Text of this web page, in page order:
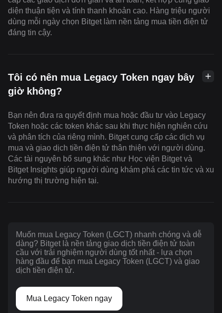
diện thuận tiện và tính thanh khoản cao. Hàng triệu người
dùng mỗi ngày chọn Bitget làm nền tảng mua tiền điện tử
đáng tin cậy.
Tôi có nên mua Legacy Token ngay bây
giờ không?
Bạn nên đưa ra quyết định mua hoặc đầu tư vào Legacy
Token hoặc các token khác sau khi thực hiện nghiên cứu
và phân tích của riêng mình. Bitget cung cấp các dịch vụ
mua và giao dịch tiền điện tử thân thiện với người dùng.
Các tài nguyên bổ sung khác như Học viện Bitget và
Bitget Insights giúp người dùng khám phá các tin tức và xu
hướng thị trường hiện tại.
Muốn mua Legacy Token (LGCT) nhanh chóng và dễ
dàng? Bitget là nền tảng giao dịch tiền điện tử toàn
cầu với trải nghiệm người dùng tốt nhất - lựa chọn
hàng đầu để bạn mua Legacy Token (LGCT) và giao
dịch tiền điện tử.
Mua Legacy Token ngay